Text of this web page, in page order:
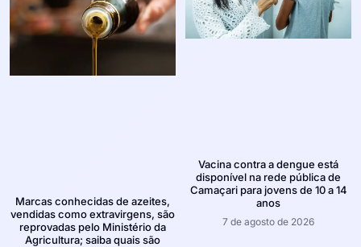
Marcas conhecidas de azeites,
vendidas como extravirgens, são
reprovadas pelo Ministério da
Agricultura; saiba quais são
Vacina contra a dengue está
disponível na rede pública de
Camaçari para jovens de 10 a 14
anos
7 de agosto de 2026